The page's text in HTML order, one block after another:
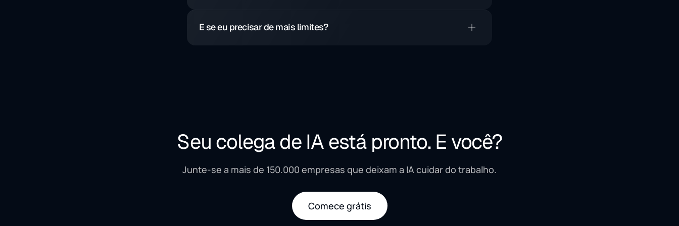
E se eu precisar de mais limites?
Seu colega de IA está pronto. E você?
Junte-se a mais de 150.000 empresas que deixam a IA cuidar do trabalho.
Comece grátis